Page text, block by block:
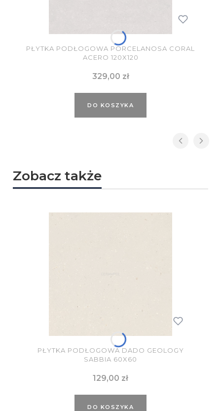
PŁYTKA PODŁOGOWA PORCELANOSA CORAL
ACERO 120X120
Cena
329,00 zł
DO KOSZYKA
Zobacz także
PŁYTKA PODŁOGOWA DADO GEOLOGY
SABBIA 60X60
Cena
129,00 zł
DO KOSZYKA